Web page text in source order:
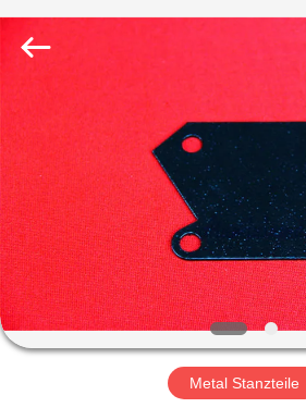
ZU
HAUSE
PRODUKTE
VIDEOS
ÜBER
Industrial
Rights
Metal Stanzteile